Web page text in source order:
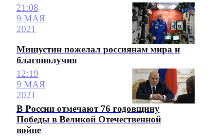
21:08
9 МАЯ
2021
Мишустин пожелал россиянам мира и
благополучия
12:19
9 МАЯ
2021
В России отмечают 76 годовщину
Победы в Великой Отечественной
войне